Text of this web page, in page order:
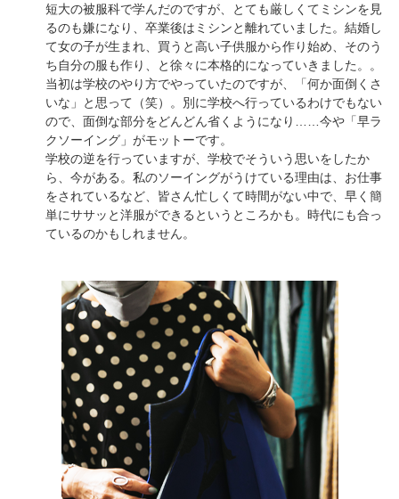
短大の被服科で学んだのですが、とても厳しくてミシンを見
るのも嫌になり、卒業後はミシンと離れていました。結婚し
て女の子が生まれ、買うと高い子供服から作り始め、そのう
ち自分の服も作り、と徐々に本格的になっていきました。。
当初は学校のやり方でやっていたのですが、「何か面倒くさ
いな」と思って（笑）。別に学校へ行っているわけでもない
ので、面倒な部分をどんどん省くようになり……今や「早ラ
クソーイング」がモットーです。
学校の逆を行っていますが、学校でそういう思いをしたか
ら、今がある。私のソーイングがうけている理由は、お仕事
をされているなど、皆さん忙しくて時間がない中で、早く簡
単にササッと洋服ができるというところかも。時代にも合っ
ているのかもしれません。